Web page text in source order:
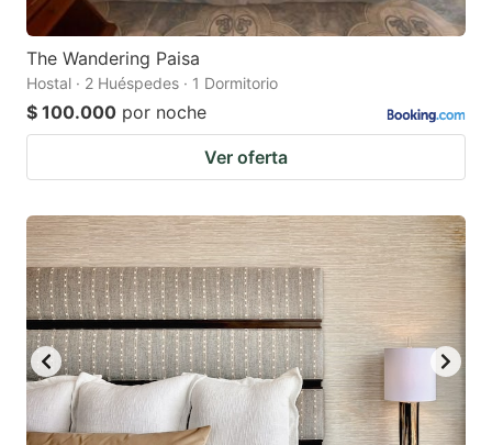
The Wandering Paisa
Hostal · 2 Huéspedes · 1 Dormitorio
$ 100.000 por noche
Ver oferta